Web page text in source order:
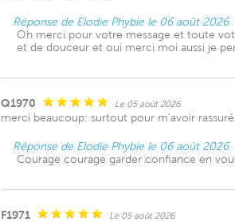
Réponse de Elodie Phybie le 06 août 2026
Oh merci pour votre message et toute
et de douceur et oui merci moi aussi je
Q1970 Le 05 août 2026
merci beaucoup; surtout pour m'avoir
Réponse de Elodie Phybie le 06 août 2026
Courage courage garder confiance en
F1971 Le 05 août 2026